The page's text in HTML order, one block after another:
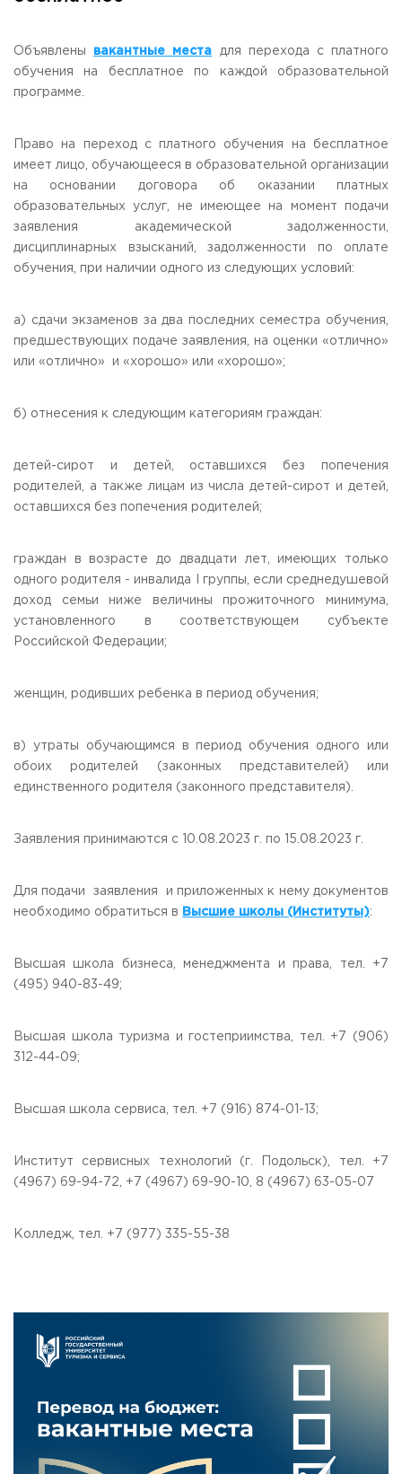
Contacts
Федеральный ресурсный центр
Федеральное учебно-методическое объединение в
системе ВО
Federal educational and methodical association in the
system of secondary vocational education
Labor union committee
Competition of teaching staff
ORDER A CALLBACK
99 Glavnaya Street, dp.Cherkizovo, Urban district Pushkinsky,
TELEPHONES:
+7 (495) 940 83 00
+7 (495) 940 83 58
E-MAIL
obrashenia@rguts.ru
Mo-th: from 09:00 to 18:00;
Fr: from 09:00 to 16:45;
Объявлены вакантные места для перехода с платного
обучения на бесплатное по каждой образовательной
программе.
Право на переход с платного обучения на бесплатное
имеет лицо, обучающееся в образовательной организации
на основании договора об оказании платных
образовательных услуг, не имеющее на момент подачи
заявления академической задолженности,
дисциплинарных взысканий, задолженности по оплате
обучения, при наличии одного из следующих условий:
а) сдачи экзаменов за два последних семестра обучения,
предшествующих подаче заявления, на оценки «отлично»
или «отлично» и «хорошо» или «хорошо»;
б) отнесения к следующим категориям граждан:
детей-сирот и детей, оставшихся без попечения
родителей, а также лицам из числа детей-сирот и детей,
оставшихся без попечения родителей;
граждан в возрасте до двадцати лет, имеющих только
одного родителя - инвалида I группы, если среднедушевой
доход семьи ниже величины прожиточного минимума,
установленного в соответствующем субъекте
Российской Федерации;
женщин, родивших ребенка в период обучения;
в) утраты обучающимся в период обучения одного или
обоих родителей (законных представителей) или
единственного родителя (законного представителя).
Заявления принимаются с 10.08.2023 г. по 15.08.2023 г.
Для подачи заявления и приложенных к нему документов
необходимо обратиться в
Высшие школы (Институты):
Высшая школа бизнеса, менеджмента и права, тел. +7
(495) 940-83-49;
Высшая школа туризма и гостеприимства, тел. +7 (906)
312-44-09;
Высшая школа сервиса, тел. +7 (916) 874-01-13;
Институт сервисных технологий (г. Подольск), тел. +7
(4967) 69-94-72, +7 (4967) 69-90-10, 8 (4967) 63-05-07
Колледж, тел. +7 (977) 335-55-38